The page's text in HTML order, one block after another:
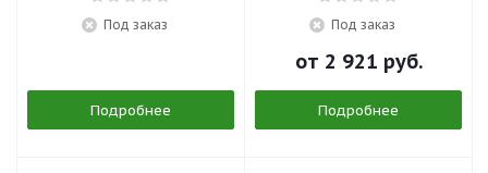
Под заказ
Подробнее
Под заказ
от 2 921 руб.
Подробнее